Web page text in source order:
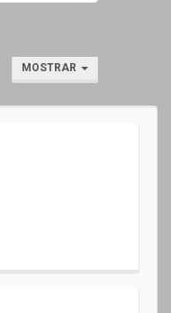
MOSTRAR